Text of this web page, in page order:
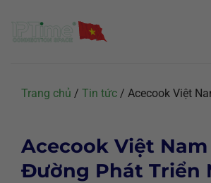
đến
Trang chủ / Tin tức / Acecook Việt
Acecook Việt
Đường Phát Triển